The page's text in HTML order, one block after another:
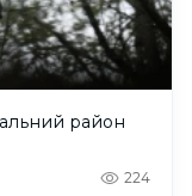
район
224